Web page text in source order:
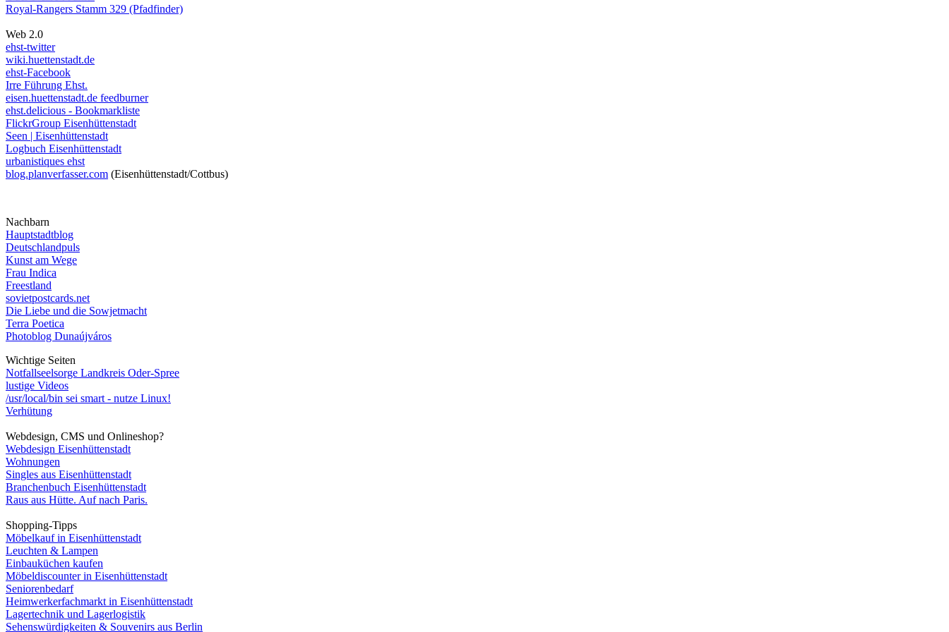
Royal-Rangers Stamm 329 (Pfadfinder)
Web 2.0
ehst-twitter
wiki.huettenstadt.de
ehst-Facebook
Irre Führung Ehst.
eisen.huettenstadt.de feedburner
ehst.delicious - Bookmarkliste
FlickrGroup Eisenhüttenstadt
Seen | Eisenhüttenstadt
Logbuch Eisenhüttenstadt
urbanistiques ehst
blog.planverfasser.com (Eisenhüttenstadt/Cottbus)
Nachbarn
Hauptstadtblog
Deutschlandpuls
Kunst am Wege
Frau Indica
Freestland
sovietpostcards.net
Die Liebe und die Sowjetmacht
Terra Poetica
Photoblog Dunaújváros
Wichtige Seiten
Notfallseelsorge Landkreis Oder-Spree
lustige Videos
/usr/local/bin sei smart - nutze Linux!
Verhütung
Webdesign, CMS und Onlineshop?
Webdesign Eisenhüttenstadt
Wohnungen
Singles aus Eisenhüttenstadt
Branchenbuch Eisenhüttenstadt
Raus aus Hütte. Auf nach Paris.
Shopping-Tipps
Möbelkauf in Eisenhüttenstadt
Leuchten & Lampen
Einbauküchen kaufen
Möbeldiscounter in Eisenhüttenstadt
Seniorenbedarf
Heimwerkerfachmarkt in Eisenhüttenstadt
Lagertechnik und Lagerlogistik
Sehenswürdigkeiten & Souvenirs aus Berlin